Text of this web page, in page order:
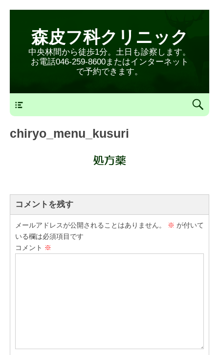
森皮フ科クリニック
中央林間から徒歩1分。土日も診察します。
お電話046-259-8600またはインターネット
で予約できます。
chiryo_menu_kusuri
コメントを残す
メールアドレスが公開されることはありません。 ※ が付いて
いる欄は必須項目です
コメント ※